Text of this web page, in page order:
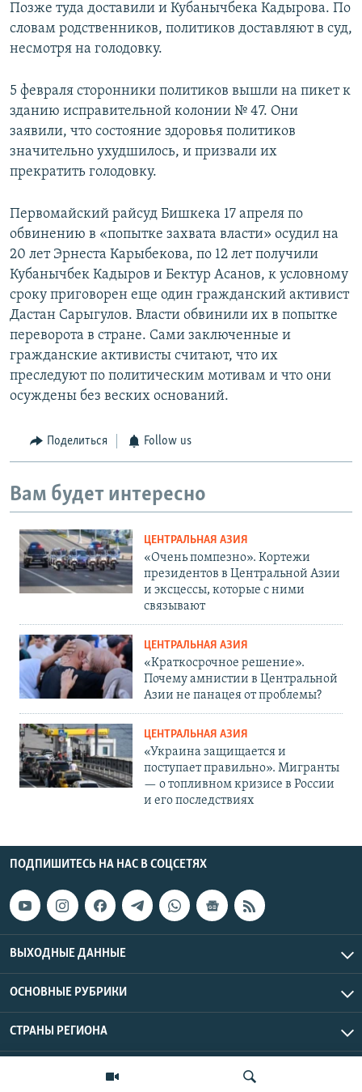
Позже туда доставили и Кубанычбека Кадырова. По
словам родственников, политиков доставляют в суд,
несмотря на голодовку.
5 февраля сторонники политиков вышли на пикет к
зданию исправительной колонии № 47. Они
заявили, что состояние здоровья политиков
значительно ухудшилось, и призвали их
прекратить голодовку.
Первомайский райсуд Бишкека 17 апреля по
обвинению в «попытке захвата власти» осудил на
20 лет Эрнеста Карыбекова, по 12 лет получили
Кубанычбек Кадыров и Бектур Асанов, к условному
сроку приговорен еще один гражданский активист
Дастан Сарыгулов. Власти обвинили их в попытке
переворота в стране. Сами заключенные и
гражданские активисты считают, что их
преследуют по политическим мотивам и что они
осуждены без веских оснований.
Поделиться Follow us
Вам будет интересно
ЦЕНТРАЛЬНАЯ АЗИЯ
«Очень помпезно». Кортежи
президентов в Центральной Азии
и эксцессы, которые с ними
связывают
ЦЕНТРАЛЬНАЯ АЗИЯ
«Краткосрочное решение».
Почему амнистии в Центральной
Азии не панацея от проблемы?
ЦЕНТРАЛЬНАЯ АЗИЯ
«Украина защищается и
поступает правильно». Мигранты
— о топливном кризисе в России
и его последствиях
ПОДПИШИТЕСЬ НА НАС В СОЦСЕТЯХ
ВЫХОДНЫЕ ДАННЫЕ
ОСНОВНЫЕ РУБРИКИ
СТРАНЫ РЕГИОНА
Азаттык Азия © 2026 RFE/RL, Inc. | Все права защищены.